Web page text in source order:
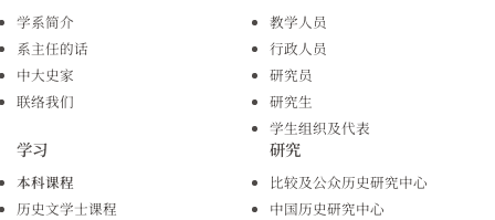
学系简介
系主任的话
中大史家
联络我们
教学人员
行政人员
研究员
研究生
学生组织及代表
学习
本科课程
历史文学士课程
研究
比较及公众历史研究中心
中国历史研究中心